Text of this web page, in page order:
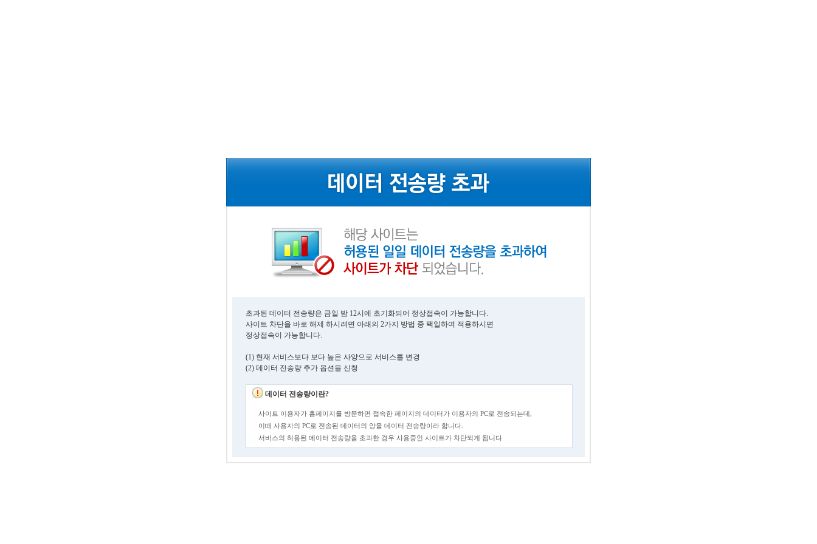
초과된 데이터 전송량은 금일 밤 12시에 초기화되어 정상접속이 가능합니다.
사이트 차단을 바로 해제 하시려면 아래의 2가지 방법 중 택일하여 적용하시면
정상접속이 가능합니다.
(1) 현재 서비스보다 보다 높은 사양으로 서비스를 변경
(2) 데이터 전송량 추가 옵션을 신청
데이터 전송량이란?
사이트 이용자가 홈페이지를 방문하면 접속한 페이지의 데이터가 이용자의 PC로 전송되는데,
이때 사용자의 PC로 전송된 데이터의 양을 데이터 전송량이라 합니다.
서비스의 허용된 데이터 전송량을 초과한 경우 사용중인 사이트가 차단되게 됩니다